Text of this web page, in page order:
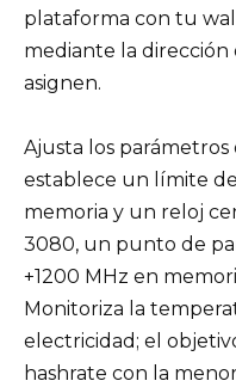
plataforma con tu
mediante la
asignen.
Ajusta los parámetros
establece un límite
memoria y un reloj
3080, un punto de
+1200 MHz en
Monitoriza la
electricidad; el
hashrate con la